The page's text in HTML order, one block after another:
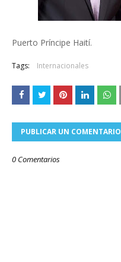
Puerto Príncipe Haití.
Tags: Internacionales
PUBLICAR UN COMENTARIO
0 Comentarios